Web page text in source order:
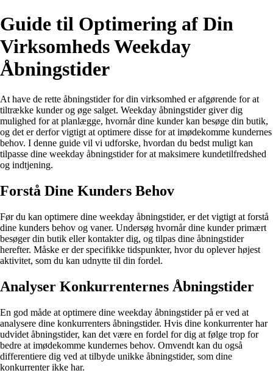
Guide til Optimering af Din
Virksomheds Weekday
Åbningstider
At have de rette åbningstider for din virksomhed er afgørende for at
tiltrække kunder og øge salget. Weekday åbningstider giver dig
mulighed for at planlægge, hvornår dine kunder kan besøge din butik,
og det er derfor vigtigt at optimere disse for at imødekomme kundernes
behov. I denne guide vil vi udforske, hvordan du bedst muligt kan
tilpasse dine weekday åbningstider for at maksimere kundetilfredshed
og indtjening.
Forstå Dine Kunders Behov
Før du kan optimere dine weekday åbningstider, er det vigtigt at forstå
dine kunders behov og vaner. Undersøg hvornår dine kunder primært
besøger din butik eller kontakter dig, og tilpas dine åbningstider
herefter. Måske er der specifikke tidspunkter, hvor du oplever højest
aktivitet, som du kan udnytte til din fordel.
Analyser Konkurrenternes Åbningstider
En god måde at optimere dine weekday åbningstider på er ved at
analysere dine konkurrenters åbningstider. Hvis dine konkurrenter har
udvidet åbningstider, kan det være en fordel for dig at følge trop for
bedre at imødekomme kundernes behov. Omvendt kan du også
differentiere dig ved at tilbyde unikke åbningstider, som dine
konkurrenter ikke har.